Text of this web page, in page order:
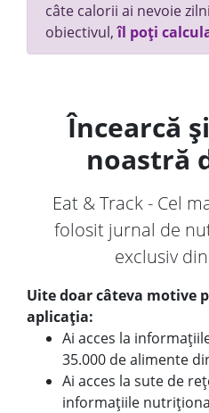
câte calorii ai nevoie
obiectivul,îl poți
Încearcă
noastră
Eat & Track - Cel
folosit jurnal de
exclusiv
Uite doar câteva motive
aplicația:
Ai acces la
35.000 de alimente
Ai acces la sute de
informațiile